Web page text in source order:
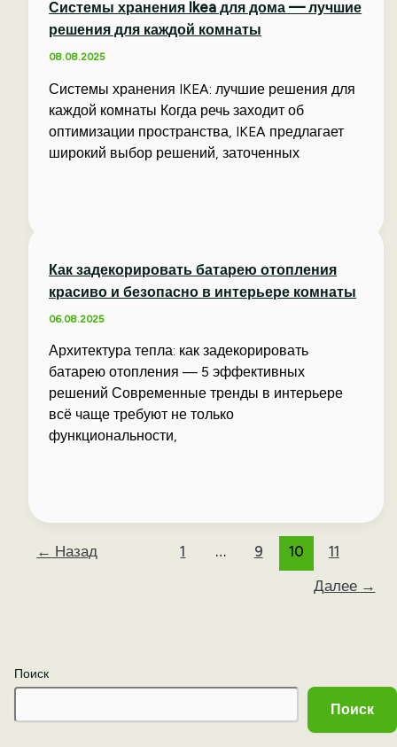
Поиск
Поиск
Системы хранения Ikea для дома — лучшие
решения для каждой комнаты
08.08.2025
Системы хранения IKEA: лучшие решения для
каждой комнаты Когда речь заходит об
оптимизации пространства, IKEA предлагает
широкий выбор решений, заточенных
Как задекорировать батарею отопления
красиво и безопасно в интерьере комнаты
06.08.2025
Архитектура тепла: как задекорировать
батарею отопления — 5 эффективных
решений Современные тренды в интерьере
всё чаще требуют не только
функциональности,
← Назад 1 … 9 10
11
Далее →